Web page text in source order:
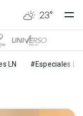
23°
LN #Especiales LN